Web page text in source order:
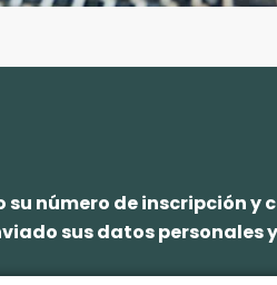
su número de inscripción
sus datos personales